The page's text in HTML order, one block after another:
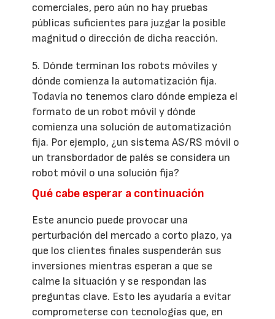
comerciales, pero aún no hay pruebas
públicas suficientes para juzgar la posible
magnitud o dirección de dicha reacción.
5. Dónde terminan los robots móviles y
dónde comienza la automatización fija.
Todavía no tenemos claro dónde empieza el
formato de un robot móvil y dónde
comienza una solución de automatización
fija. Por ejemplo, ¿un sistema AS/RS móvil o
un transbordador de palés se considera un
robot móvil o una solución fija?
Qué cabe esperar a continuación
Este anuncio puede provocar una
perturbación del mercado a corto plazo, ya
que los clientes finales suspenderán sus
inversiones mientras esperan a que se
calme la situación y se respondan las
preguntas clave. Esto les ayudaría a evitar
comprometerse con tecnologías que, en